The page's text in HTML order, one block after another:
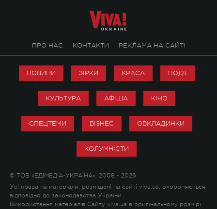
ПРО НАС КОНТАКТИ РЕКЛАМА НА САЙТІ
НОВИНИ ЗІРКИ КРАСА ПОДІЇ
КУЛЬТУРА АФІША КІНО
СПЕЦТЕМИ БІЗНЕС ОБКЛАДИНКИ
КОЛУМНІСТИ
© ТОВ «ЕДІМЕДІА-УКРАЇНА», 2008 - 2026
Усі права на матеріали, розміщені на сайті viva.ua, охороняються
відповідно до законодавства України.
Використання матеріалів Сайту viva.ua в оригінальному розмірі